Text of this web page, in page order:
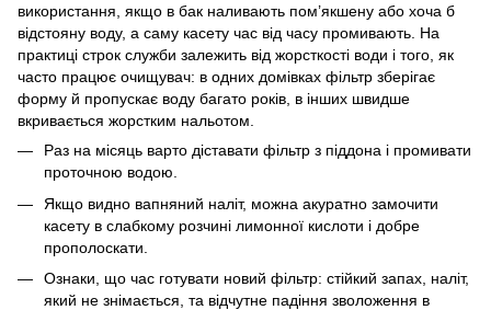
використання, якщо в бак наливають пом’якшену або хоча б
відстояну воду, а саму касету час від часу промивають. На
практиці строк служби залежить від жорсткості води і того, як
часто працює очищувач: в одних домівках фільтр зберігає
форму й пропускає воду багато років, в інших швидше
вкривається жорстким нальотом.
Раз на місяць варто діставати фільтр з піддона і промивати
проточною водою.
Якщо видно вапняний наліт, можна акуратно замочити
касету в слабкому розчині лимонної кислоти і добре
прополоскати.
Ознаки, що час готувати новий фільтр: стійкий запах, наліт,
який не знімається, та відчутне падіння зволоження в